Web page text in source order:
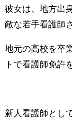
彼女は、地方出
敵な若手看護師
地元の高校を卒
トで看護師免許
新人看護師とし